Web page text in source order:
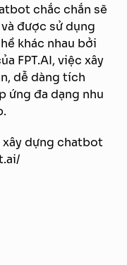
chắc chắn sẽ
được sử dụng
khác nhau bởi
FPT.AI, việc xây
dễ dàng tích
ứng đa dạng nhu
xây dựng chatbot